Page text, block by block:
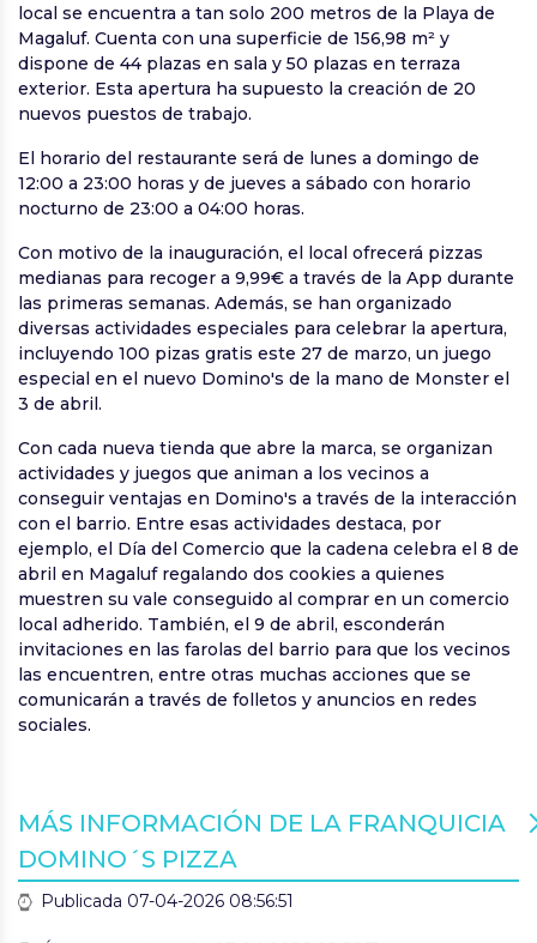
local se encuentra a tan solo 200 metros de la Playa de
Magaluf. Cuenta con una superficie de 156,98 m² y
dispone de 44 plazas en sala y 50 plazas en terraza
exterior. Esta apertura ha supuesto la creación de 20
nuevos puestos de trabajo.
El horario del restaurante será de lunes a domingo de
12:00 a 23:00 horas y de jueves a sábado con horario
nocturno de 23:00 a 04:00 horas.
Con motivo de la inauguración, el local ofrecerá pizzas
medianas para recoger a 9,99€ a través de la App durante
las primeras semanas. Además, se han organizado
diversas actividades especiales para celebrar la apertura,
incluyendo 100 pizas gratis este 27 de marzo, un juego
especial en el nuevo Domino's de la mano de Monster el
3 de abril.
Con cada nueva tienda que abre la marca, se organizan
actividades y juegos que animan a los vecinos a
conseguir ventajas en Domino's a través de la interacción
con el barrio. Entre esas actividades destaca, por
ejemplo, el Día del Comercio que la cadena celebra el 8 de
abril en Magaluf regalando dos cookies a quienes
muestren su vale conseguido al comprar en un comercio
local adherido. También, el 9 de abril, esconderán
invitaciones en las farolas del barrio para que los vecinos
las encuentren, entre otras muchas acciones que se
comunicarán a través de folletos y anuncios en redes
sociales.
MÁS INFORMACIÓN DE LA FRANQUICIA
DOMINO´S PIZZA
Publicada 07-04-2026 08:56:51